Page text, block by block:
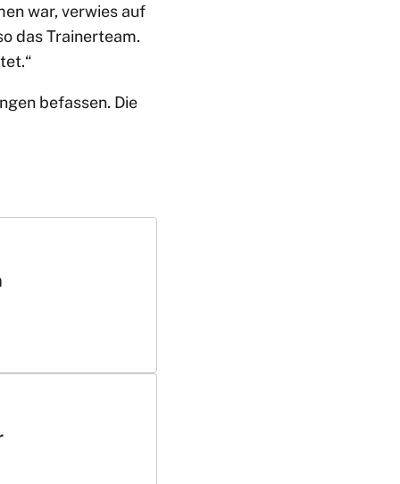
war, verwies auf
das Trainerteam.
befassen. Die